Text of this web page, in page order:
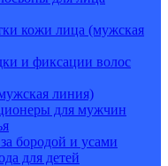
кожи лица (мужская
и фиксации волос
линия)
для мужчин
бородой и усами
для детей